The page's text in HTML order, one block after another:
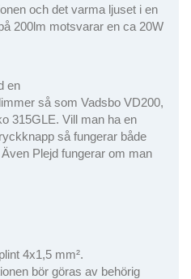
och det varma ljuset i en
200lm motsvarar en ca 20W
en
så som Vadsbo VD200,
315GLE. Vill man ha en
så fungerar både
Plejd fungerar om man
4x1,5 mm².
bör göras av behörig